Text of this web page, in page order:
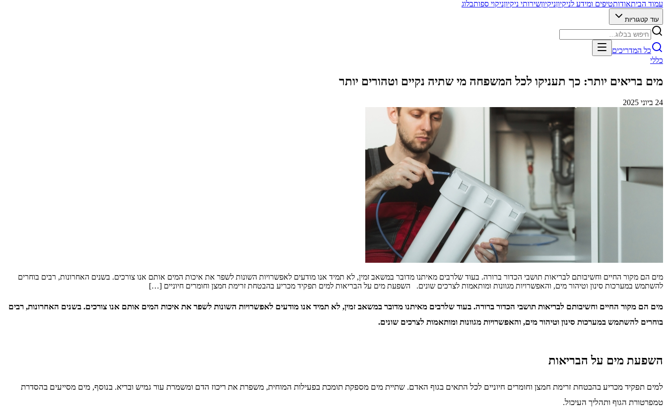
עמוד הביתאודותטיפים ומידע לניקיוןניקיוןשירותי ניקיוןניקוי ספותבלוג
עוד קטגוריות
חיפוש בבלוג
כל המדריכים
כללי
מים בריאים יותר: כך תעניקו לכל המשפחה מי שתיה נקיים וטהורים יותר
24 ביוני 2025
מים הם מקור החיים וחשיבותם לבריאות תושבי הכדור ברורה. בעוד שלרבים מאיתנו מדובר במשאב זמין, לא תמיד אנו מודעים לאפשרויות השונות לשפר את איכות המים אותם אנו צורכים. בשנים האחרונות, רבים בוחרים
להשתמש במערכות סינון וטיהור מים, והאפשרויות מגוונות ומותאמות לצרכים שונים. השפעת מים על הבריאות למים תפקיד מכריע בהבטחת זרימת חמצן וחומרים חיוניים […]
מים הם מקור החיים וחשיבותם לבריאות תושבי הכדור ברורה. בעוד שלרבים מאיתנו מדובר במשאב זמין, לא תמיד אנו מודעים לאפשרויות השונות לשפר את איכות המים אותם אנו צורכים. בשנים האחרונות, רבים
בוחרים להשתמש במערכות סינון וטיהור מים, והאפשרויות מגוונות ומותאמות לצרכים שונים.
השפעת מים על הבריאות
למים תפקיד מכריע בהבטחת זרימת חמצן וחומרים חיוניים לכל התאים בגוף האדם. שתיית מים מספקת תומכת בפעילות המוחית, משפרת את ריכוז הדם ומשמרת עור גמיש ובריא. בנוסף, מים מסייעים בהסדרת
טמפרטורת הגוף ותהליך העיכול.